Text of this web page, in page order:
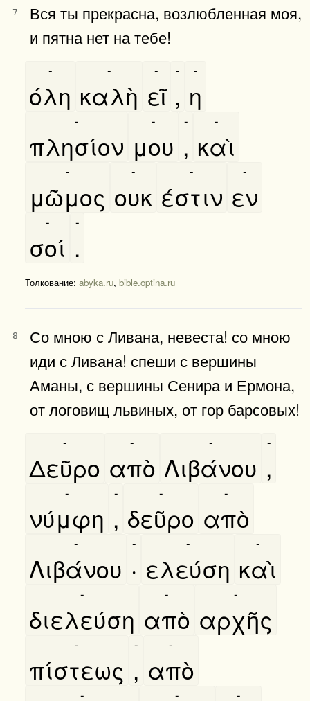
7
Вся ты прекрасна, возлюбленная моя,
и пятна нет на тебе!
όλη
-
καλὴ
-
εῖ
-
,
-
η
-
πλησίον
-
μου
-
,
-
καὶ
-
μῶμος
-
ουκ
-
έστιν
-
εν
-
σοί
-
.
-
Толкование: abyka.ru, bible.optina.ru
8
Со мною с Ливана, невеста! со мною
иди с Ливана! спеши с вершины
Аманы, с вершины Сенира и Ермона,
от логовищ львиных, от гор барсовых!
Δεῦρο
-
απὸ
-
Λιβάνου
-
,
-
νύμφη
-
,
-
δεῦρο
-
απὸ
-
Λιβάνου
-
·
-
ελεύση
-
καὶ
-
διελεύση
-
απὸ
-
αρχῆς
-
πίστεως
-
,
-
απὸ
-
- - -